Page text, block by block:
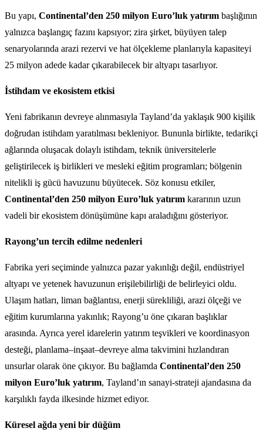
Bu yapı, Continental’den 250 milyon Euro’luk yatırım başlığının
yalnızca başlangıç fazını kapsıyor; zira şirket, büyüyen talep
senaryolarında arazi rezervi ve hat ölçekleme planlarıyla kapasiteyi
25 milyon adede kadar çıkarabilecek bir altyapı tasarlıyor.
İstihdam ve ekosistem etkisi
Yeni fabrikanın devreye alınmasıyla Tayland’da yaklaşık 900 kişilik
doğrudan istihdam yaratılması bekleniyor. Bununla birlikte, tedarikçi
ağlarında oluşacak dolaylı istihdam, teknik üniversitelerle
geliştirilecek iş birlikleri ve mesleki eğitim programları; bölgenin
nitelikli iş gücü havuzunu büyütecek. Söz konusu etkiler,
Continental’den 250 milyon Euro’luk yatırım kararının uzun
vadeli bir ekosistem dönüşümüne kapı araladığını gösteriyor.
Rayong’un tercih edilme nedenleri
Fabrika yeri seçiminde yalnızca pazar yakınlığı değil, endüstriyel
altyapı ve yetenek havuzunun erişilebilirliği de belirleyici oldu.
Ulaşım hatları, liman bağlantısı, enerji sürekliliği, arazi ölçeği ve
eğitim kurumlarına yakınlık; Rayong’u öne çıkaran başlıklar
arasında. Ayrıca yerel idarelerin yatırım teşvikleri ve koordinasyon
desteği, planlama–inşaat–devreye alma takvimini hızlandıran
unsurlar olarak öne çıkıyor. Bu bağlamda Continental’den 250
milyon Euro’luk yatırım, Tayland’ın sanayi-strateji ajandasına da
karşılıklı fayda ilkesinde hizmet ediyor.
Küresel ağda yeni bir düğüm